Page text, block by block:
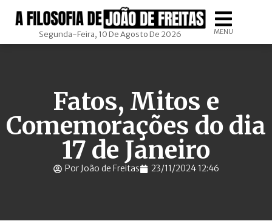
Segunda-Feira, 10 De Agosto De 2026 MENU
Fatos, Mitos e
Comemorações do dia
17 de Janeiro
Por João de Freitas 23/11/2024 12:46